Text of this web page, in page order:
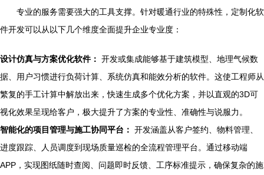
专业的服务需要强大的工具支撑。针对暖通行业的特殊性，定制化软
件开发可以从以下几个维度全面提升企业专业度：
设计仿真与方案优化软件： 开发或集成能够基于建筑模型、地理气候数
据、用户习惯进行负荷计算、系统仿真和能效分析的软件。这使工程师从
繁复的手工计算中解放出来，快速生成多个优化方案，并以直观的3D可
视化效果呈现给客户，极大提升了方案的专业性、准确性与说服力。
智能化的项目管理与施工协同平台： 开发涵盖从客户签约、物料管理、
进度跟踪、人员调度到现场质量巡检的全流程管理平台。通过移动端
APP，实现图纸随时查阅、问题即时反馈、工序标准提示，确保复杂的施